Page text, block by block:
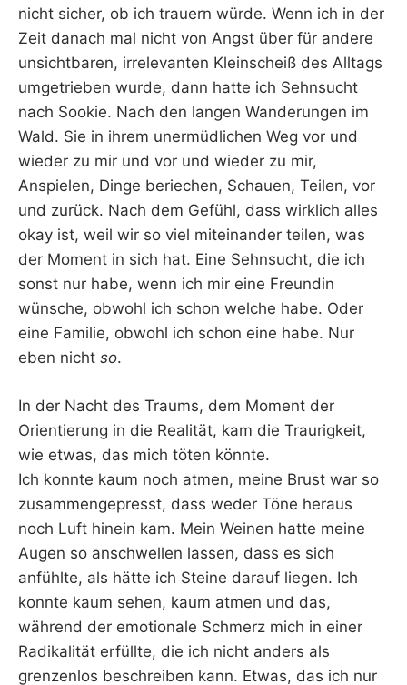
nicht sicher, ob ich trauern würde. Wenn ich in der
Zeit danach mal nicht von Angst über für andere
unsichtbaren, irrelevanten Kleinscheiß des Alltags
umgetrieben wurde, dann hatte ich Sehnsucht
nach Sookie. Nach den langen Wanderungen im
Wald. Sie in ihrem unermüdlichen Weg vor und
wieder zu mir und vor und wieder zu mir,
Anspielen, Dinge beriechen, Schauen, Teilen, vor
und zurück. Nach dem Gefühl, dass wirklich alles
okay ist, weil wir so viel miteinander teilen, was
der Moment in sich hat. Eine Sehnsucht, die ich
sonst nur habe, wenn ich mir eine Freundin
wünsche, obwohl ich schon welche habe. Oder
eine Familie, obwohl ich schon eine habe. Nur
eben nicht so.
In der Nacht des Traums, dem Moment der
Orientierung in die Realität, kam die Traurigkeit,
wie etwas, das mich töten könnte.
Ich konnte kaum noch atmen, meine Brust war so
zusammengepresst, dass weder Töne heraus
noch Luft hinein kam. Mein Weinen hatte meine
Augen so anschwellen lassen, dass es sich
anfühlte, als hätte ich Steine darauf liegen. Ich
konnte kaum sehen, kaum atmen und das,
während der emotionale Schmerz mich in einer
Radikalität erfüllte, die ich nicht anders als
grenzenlos beschreiben kann. Etwas, das ich nur